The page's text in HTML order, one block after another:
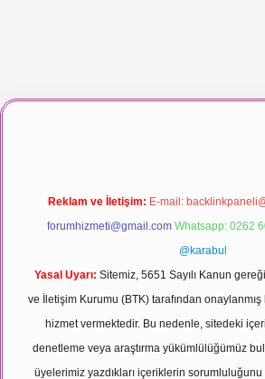
maç izle
Reklam ve İletişim: E-mail:
forumhizmeti@gmail.com Whatsapp: 0262
@karabul
Yasal Uyarı: Sitemiz, 5651 Sayılı Kanun
ve İletişim Kurumu (BTK) tarafından onaylanmış
hizmet vermektedir. Bu nedenle, sitedeki
denetleme veya araştırma yükümlülüğümüz
üyelerimiz yazdıkları içeriklerin sorumluluğunu